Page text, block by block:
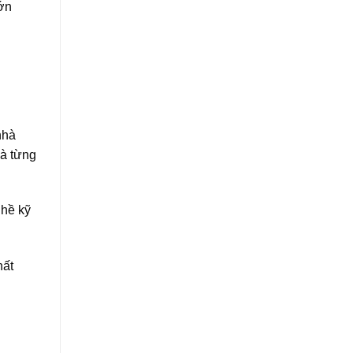
từng
kỹ